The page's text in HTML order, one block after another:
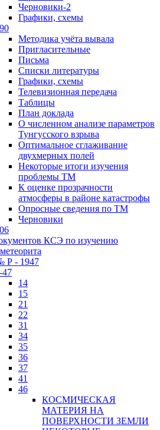
Черновики-2
Графики, схемы
Методика учёта вывала
Пригласительные
Письма
Списки литературы
Графики, схемы
Телевизионная передача
Таблицы
План доклада
О численном анализе параметров
Тунгусского взрыва
Оптимальное сглаживание
двухмерных полей
Некоторые итоги изучения
проблемы ТМ
К оценке прозрачности
атмосферы в районе катастрофы
Опросные сведения по ТМ
Черновики
КСЭ по изучению
Р - 1947
47
14
15
21
22
31
34
35
36
37
41
46
КОСМИЧЕСКАЯ
МАТЕРИЯ НА
ПОВЕРХНОСТИ ЗЕМЛИ